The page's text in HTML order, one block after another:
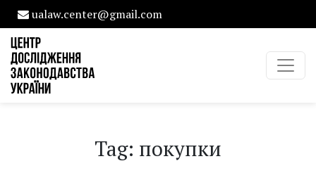
ualaw.center@gmail.com
Tag: покупки